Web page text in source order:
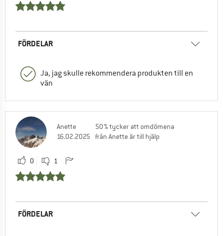
FÖRDELAR
Ja, jag skulle rekommendera produkten till en
vän
Anette
16.02.2025
50 % tycker att omdömena
från Anette är till hjälp
0 1
FÖRDELAR